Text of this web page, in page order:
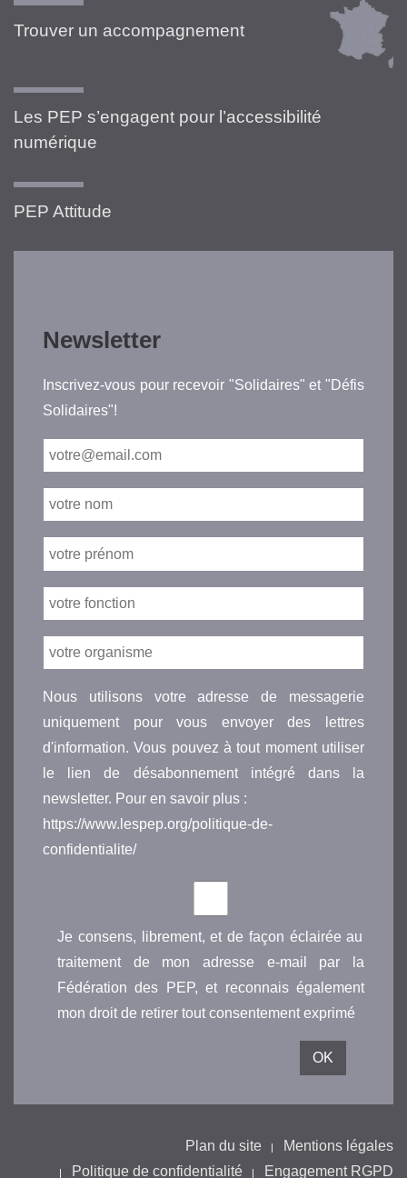
Trouver un accompagnement
Les PEP s’engagent pour l’accessibilité
numérique
PEP Attitude
Newsletter
Inscrivez-vous pour recevoir "Solidaires" et "Défis
Solidaires"!
Nous utilisons votre adresse de messagerie
uniquement pour vous envoyer des lettres
d'information. Vous pouvez à tout moment utiliser
le lien de désabonnement intégré dans la
newsletter. Pour en savoir plus :
https://www.lespep.org/politique-de-
confidentialite/
Je consens, librement, et de façon éclairée au
traitement de mon adresse e-mail par la
Fédération des PEP, et reconnais également
mon droit de retirer tout consentement exprimé
Plan du site
Mentions légales
Politique de confidentialité
Engagement RGPD